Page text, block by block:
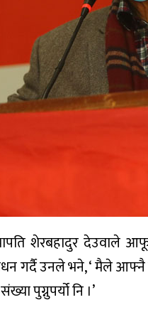
शेरबहादुर देउवाले
गर्दै उनले भने, ‘ मैले आफ्नै
पुग्नुपर्यो नि ।’